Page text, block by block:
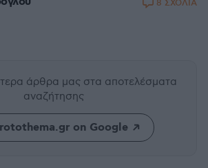
8 ΣΧΟΛΙΑ
άρθρα μας στα αποτελέσματα
αναζήτησης
on Google